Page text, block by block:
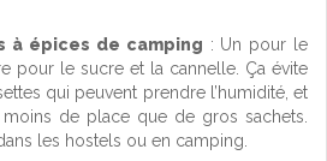
à épices de camping : Un pour le
pour le sucre et la cannelle. Ça évite
qui peuvent prendre l’humidité, et
de place que de gros sachets.
les hostels ou en camping.